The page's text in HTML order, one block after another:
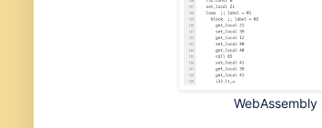
WebAssembly